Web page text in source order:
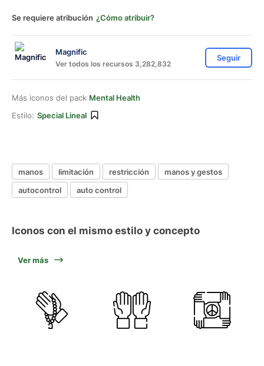
Se requiere atribución ¿Cómo atribuir?
Magnific
Ver todos los recursos 3,282,832
Seguir
Más iconos del pack Mental Health
Estilo: Special Lineal
manos limitación restricción
manos y gestos
autocontrol
auto control
Iconos con el mismo estilo y concepto
Ver más